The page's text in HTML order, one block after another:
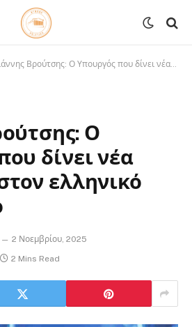
Βρούτσης: Ο Υπουργός που δίνει νέα δυναμική στον ελληνικό αθλητισμό
Ο
δίνει νέα
ελληνικό
2 Νοεμβρίου, 2025
2 Mins Read